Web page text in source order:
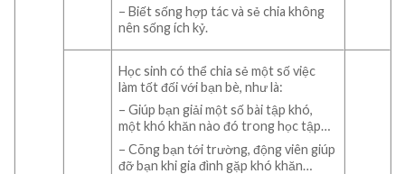
– Biết sống hợp tác và sẻ chia không
nên sống ích kỷ.
Học sinh có thể chia sẻ một số việc
làm tốt đối với bạn bè, như là:
– Giúp bạn giải một số bài tập khó,
một khó khăn nào đó trong học tập…
– Cõng bạn tới trường, động viên giúp
đỡ bạn khi gia đình gặp khó khăn…